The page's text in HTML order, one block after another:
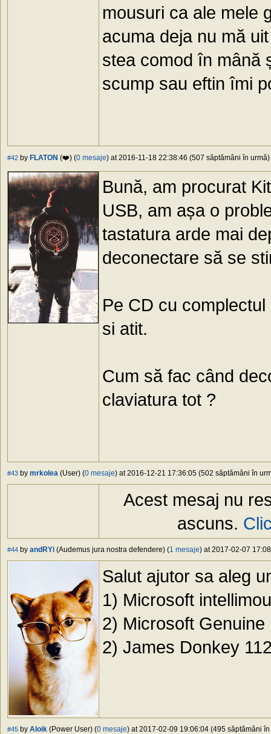
mousuri ca ale mele
acuma deja nu mă
stea comod în mână
scump sau eftin îmi
#42 by FLATON (❤️) (0 mesaje) at 2016-11-18 22:38:46 (507 săptămâni în urmă)
Bună, am procurat
USB, am așa o
tastatura arde mai
deconectare să se
Pe CD cu
si atit.
Cum să fac când
claviatura tot ?
#43 by mrkolea (User) (0 mesaje) at 2016-12-21 17:36:05 (502 săptămâni în
Acest mesaj nu
ascuns.
#44 by andRYi (Audemus jura nostra defendere) (1 mesaje) at 2017-02-07
Salut ajutor sa aleg
1) Microsoft
2) Microsoft
2) James Donkey
#45 by Aloik (Power User) (0 mesaje) at 2017-02-09 19:06:04 (495 săptămâni în